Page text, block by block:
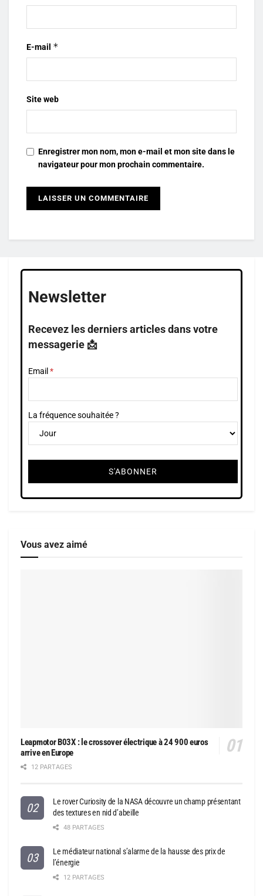
E-mail *
Site web
Enregistrer mon nom, mon e-mail et mon site dans le
navigateur pour mon prochain commentaire.
Newsletter
Recevez les derniers articles dans votre
messagerie 📩
Email
La fréquence souhaitée ?
Vous avez aimé
Leapmotor B03X : le crossover électrique à 24 900 euros
arrive en Europe
12 PARTAGES
Le rover Curiosity de la NASA découvre un champ présentant
des textures en nid d’abeille
48 PARTAGES
Le médiateur national s’alarme de la hausse des prix de
l’énergie
12 PARTAGES